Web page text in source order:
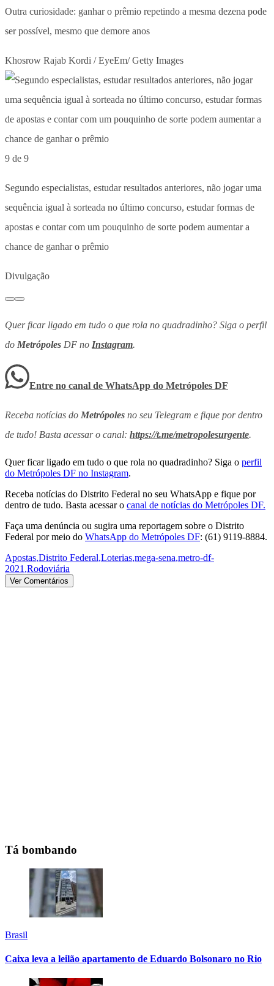
Outra curiosidade: ganhar o prêmio repetindo a mesma dezena pode
ser possível, mesmo que demore anos
Khosrow Rajab Kordi / EyeEm/ Getty Images
9 de 9
Segundo especialistas, estudar resultados anteriores, não jogar uma
sequência igual à sorteada no último concurso, estudar formas de
apostas e contar com um pouquinho de sorte podem aumentar a
chance de ganhar o prêmio
Divulgação
Quer ficar ligado em tudo o que rola no quadradinho? Siga o perfil
do Metrópoles DF no Instagram.
Entre no canal de WhatsApp do Metrópoles DF
Receba notícias do Metrópoles no seu Telegram e fique por dentro
de tudo! Basta acessar o canal: https://t.me/metropolesurgente.
Quer ficar ligado em tudo o que rola no quadradinho? Siga o perfil
do Metrópoles DF no Instagram.
Receba notícias do Distrito Federal no seu WhatsApp e fique por
dentro de tudo. Basta acessar o canal de notícias do Metrópoles DF.
Faça uma denúncia ou sugira uma reportagem sobre o Distrito
Federal por meio do WhatsApp do Metrópoles DF: (61) 9119-8884.
Apostas,Distrito Federal,Loterias,mega-sena,metro-df-
2021 ,Rodoviária
Ver Comentários
Tá bombando
Brasil
Caixa leva a leilão apartamento de Eduardo Bolsonaro no Rio